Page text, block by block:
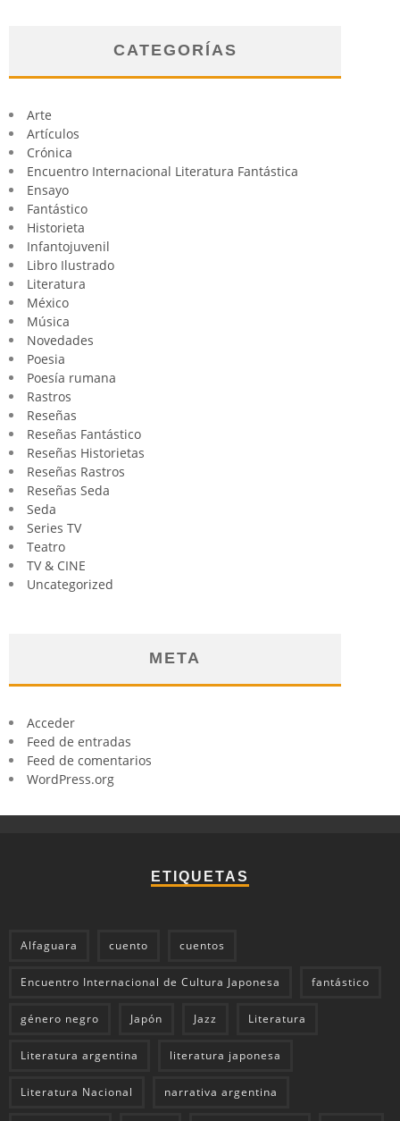
CATEGORÍAS
Arte
Artículos
Crónica
Encuentro Internacional Literatura Fantástica
Ensayo
Fantástico
Historieta
Infantojuvenil
Libro Ilustrado
Literatura
México
Música
Novedades
Poesia
Poesía rumana
Rastros
Reseñas
Reseñas Fantástico
Reseñas Historietas
Reseñas Rastros
Reseñas Seda
Seda
Series TV
Teatro
TV & CINE
Uncategorized
META
Acceder
Feed de entradas
Feed de comentarios
WordPress.org
ETIQUETAS
Alfaguara cuento cuentos
Encuentro Internacional de Cultura Japonesa fantástico
género negro Japón Jazz Literatura
Literatura argentina literatura japonesa
Literatura Nacional narrativa argentina